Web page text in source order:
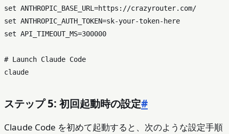
set ANTHROPIC_BASE_URL=https://crazyrouter.com/
set ANTHROPIC_AUTH_TOKEN=sk-your-token-here
set API_TIMEOUT_MS=300000
# Launch Claude Code
ステップ 5: 初回起動時の設定#
Claude Code を初めて起動すると、次のような設定手順